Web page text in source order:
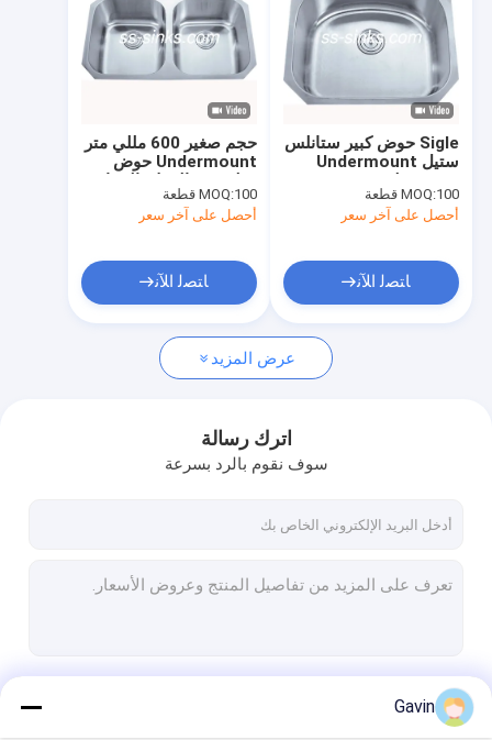
اكسسوارات حوض المطبخ
بالوعة المطبخ حجر الكوارتز
صنبور الفولاذ المقاوم للصدأ
مجموعة دش الفولاذ المقاوم للصدأ
قالب حوض المطبخ
حجم صغير 600 مللي متر
Undermount حوض
للصدأ وعاء مزدوج
MOQ:100 قطعة
أحصل على آخر سعر
ﺎﺘﺼﻟ ﺍﻶﻧ
Sigle حوض كبير ستانلس
ستيل Undermount
MOQ:100 قطعة
أحصل على آخر سعر
ﺎﺘﺼﻟ ﺍﻶﻧ
عرض المزيد
اترك رسالة
سوف نقوم بالرد بسرعة
Gavin